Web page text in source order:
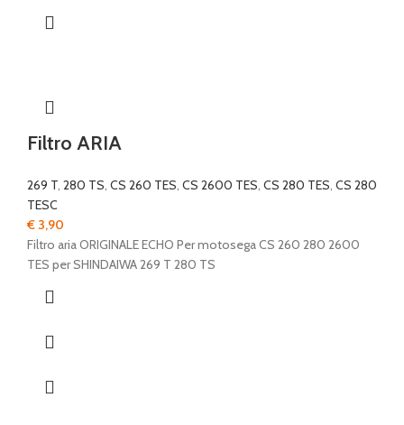
Filtro ARIA
269 T, 280 TS, CS 260 TES, CS 2600 TES, CS 280 TES, CS 280
TESC
€ 3,90
Filtro aria ORIGINALE ECHO Per motosega CS 260 280 2600
TES per SHINDAIWA 269 T 280 TS